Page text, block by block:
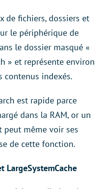
de fichiers, dossiers et
le périphérique de
le dossier masqué «
» et représente environ
contenus indexés.
est rapide parce
dans la RAM, or un
peut même voir ses
de cette fonction.
LargeSystemCache